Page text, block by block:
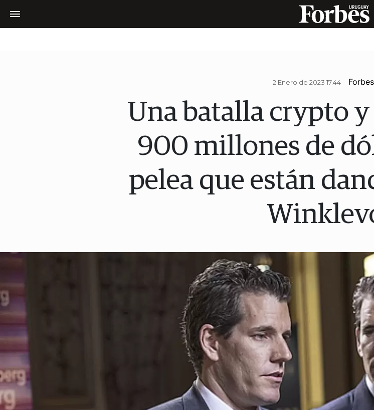
2 Enero de 2023 17.44
Una batalla crypto
900 millones de
pelea que están